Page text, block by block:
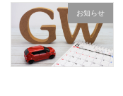
お知らせ